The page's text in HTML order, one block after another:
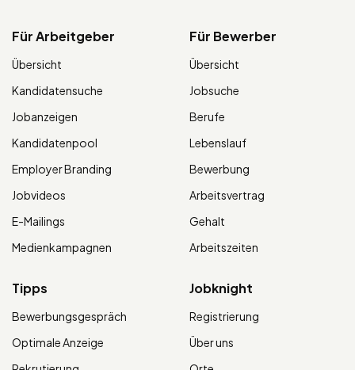
Für Arbeitgeber
Übersicht
Kandidatensuche
Jobanzeigen
Kandidatenpool
Employer Branding
Jobvideos
E-Mailings
Medienkampagnen
Für Bewerber
Übersicht
Jobsuche
Berufe
Lebenslauf
Bewerbung
Arbeitsvertrag
Gehalt
Arbeitszeiten
Tipps
Bewerbungsgespräch
Optimale Anzeige
Jobknight
Registrierung
Über uns